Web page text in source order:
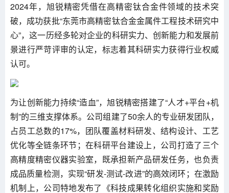
2024年，旭锐精密凭借在高精密钛合金件领域的技术突
破，成功获批“东莞市高精密钛合金金属件工程技术研究中
心”，这一历经多轮对企业的科研实力、创新能力和发展前
景进行严苛评审的认定，标志着其科研实力获得行业权威
认可。
为让创新能力持续“造血”，旭锐精密搭建了“人才+平台+机
制”的三维支撑体系。公司组建了50余人的专业研发团队，
占员工总数的17%，团队覆盖材料研发、结构设计、工艺
优化等全链条环节；在科研平台建设上，公司打造了三个
高精度精密仪器实验室，既承担新产品研发任务，也负责
成品质量检测，实现“研发-测试-改进”的高效闭环；在激励
机制上，公司特地发布了《科技成果转化组织实施和奖励